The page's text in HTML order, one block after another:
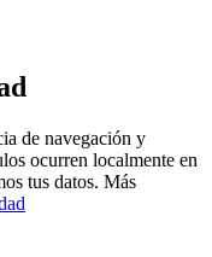
de navegación y
ocurren localmente en
tus datos. Más